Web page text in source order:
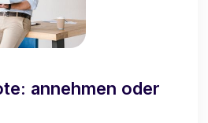
annehmen oder